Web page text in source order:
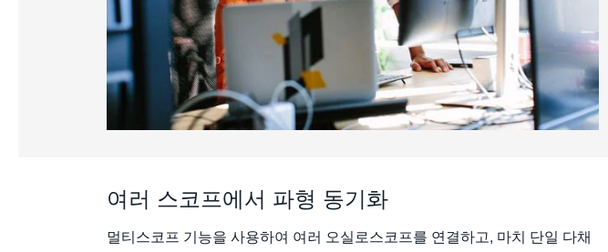
여러 스코프에서 파형 동기화
멀티스코프 기능을 사용하여 여러 오실로스코프를 연결하고, 마치 단일 다채